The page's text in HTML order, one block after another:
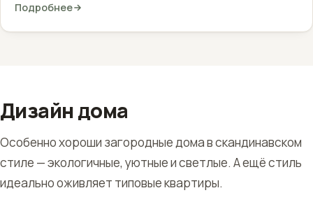
Подробнее
Дизайн дома
Особенно хороши загородные дома в скандинавском
стиле — экологичные, уютные и светлые. А ещё стиль
идеально оживляет типовые квартиры.